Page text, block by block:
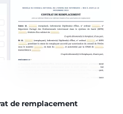
de remplacement